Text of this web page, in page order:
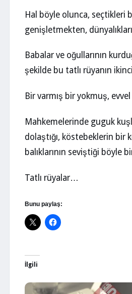
Hal böyle olunca, seçtikleri
genişletmekten,
Babalar ve oğullarının
şekilde bu tatlı rüyanın
Bir varmış bir yokmuş,
Mahkemelerinde guguk
dolaştığı, köstebeklerin bir
balıklarının seviştiği böyle
Tatlı rüyalar…
Bunu paylaş:
İlgili